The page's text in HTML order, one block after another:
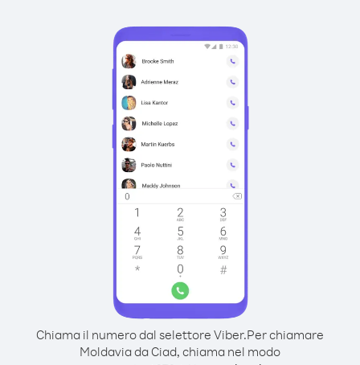
Chiama il numero dal selettore Viber.Per chiamare
Moldavia da Ciad, chiama nel modo